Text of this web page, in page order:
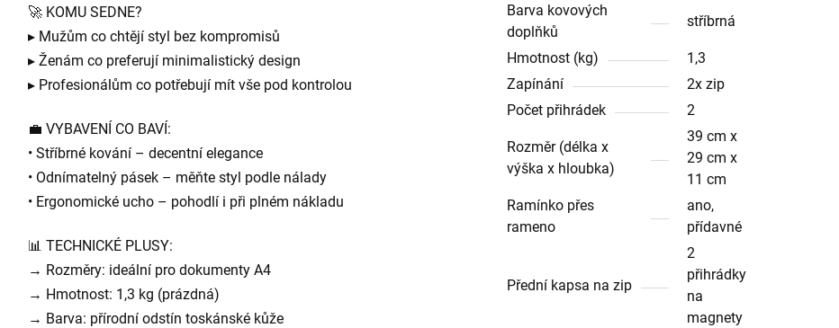
🚀 KOMU SEDNE?
▸ Mužům co chtějí styl bez kompromisů
▸ Ženám co preferují minimalistický design
▸ Profesionálům co potřebují mít vše pod kontrolou
💼 VYBAVENÍ CO BAVÍ:
• Stříbrné kování – decentní elegance
• Odnímatelný pásek – měňte styl podle nálady
• Ergonomické ucho – pohodlí i při plném nákladu
📊 TECHNICKÉ PLUSY:
→ Rozměry: ideální pro dokumenty A4
→ Hmotnost: 1,3 kg (prázdná)
→ Barva: přírodní odstín toskánské kůže
Barva kovových
doplňků
stříbrná
Hmotnost (kg)
1,3
Zapínání
2x zip
Počet přihrádek
2
Rozměr (délka x
výška x hloubka)
39 cm x
29 cm x
11 cm
Ramínko přes
rameno
ano,
přídavné
Přední kapsa na zip
2
přihrádky
na
magnety